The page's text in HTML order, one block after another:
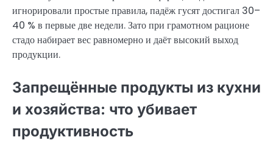
игнорировали простые правила, падёж гусят достигал 30–
40 % в первые две недели. Зато при грамотном рационе
стадо набирает вес равномерно и даёт высокий выход
продукции.
Запрещённые продукты из кухни
и хозяйства: что убивает
продуктивность